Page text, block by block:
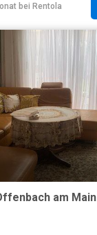
bei Rentola
am Main